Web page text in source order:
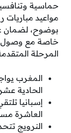
حماسية
بوضوح، لضمان
خاصة مع وصول
المرحلة
الحادية
العاشرة